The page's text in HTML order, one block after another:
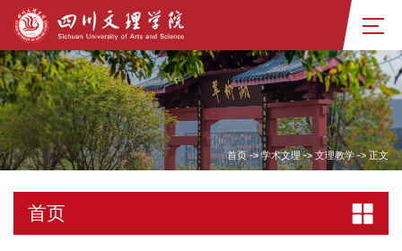
首页->学术文理-> 文理教学->正文
首页